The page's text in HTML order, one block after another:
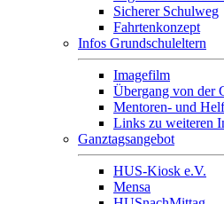
Sicherer Schulweg
Fahrtenkonzept
Infos Grundschuleltern
Imagefilm
Übergang von der
Mentoren- und
Links zu weiteren
Ganztagsangebot
HUS-Kiosk e.V.
Mensa